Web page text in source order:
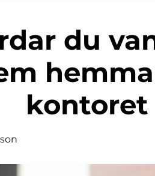
kontoret